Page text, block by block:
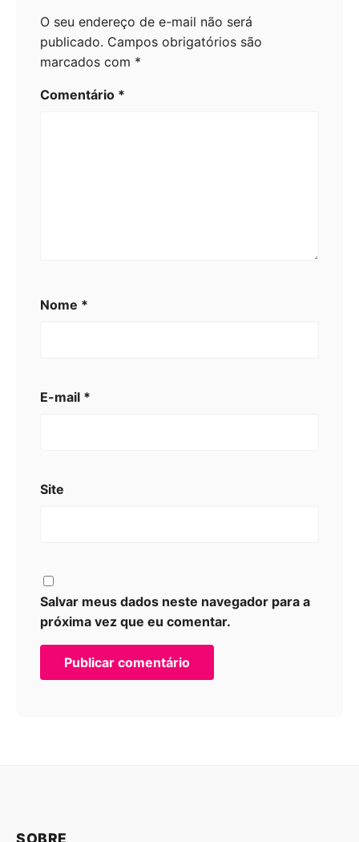
O seu endereço de e-mail não será
publicado. Campos obrigatórios são
marcados com *
Comentário *
Nome *
E-mail *
Site
Salvar meus dados neste navegador para a
próxima vez que eu comentar.
SOBRE